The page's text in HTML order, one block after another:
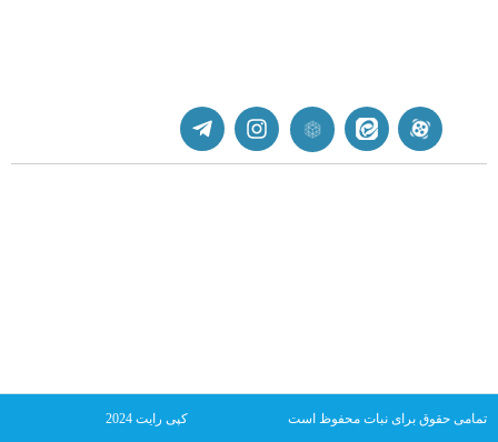
تمامی حقوق برای نبات محفوظ است کپی رایت 2024